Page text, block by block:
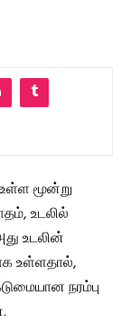
உள்ள மூன்று
உடலில்
உடலின்
உள்ளதால்,
நரம்பு